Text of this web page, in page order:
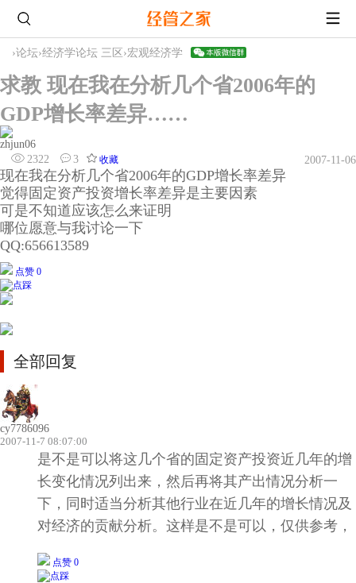
›论坛›经济学论坛 三区 ›宏观经济学
求教 现在我在分析几个省2006年的
GDP增长率差异……
zhjun06
2322
3 收藏 2007-11-06
现在我在分析几个省2006年的GDP增长率差异
觉得固定资产投资增长率差异是主要因素
可是不知道应该怎么来证明
哪位愿意与我讨论一下
QQ:656613589
点赞 0
全部回复
cy7786096
2007-11-7 08:07:00
是不是可以将这几个省的固定资产投资近几年的增
长变化情况列出来，然后再将其产出情况分析一
下，同时适当分析其他行业在近几年的增长情况及
对经济的贡献分析。这样是不是可以，仅供参考，
点赞 0